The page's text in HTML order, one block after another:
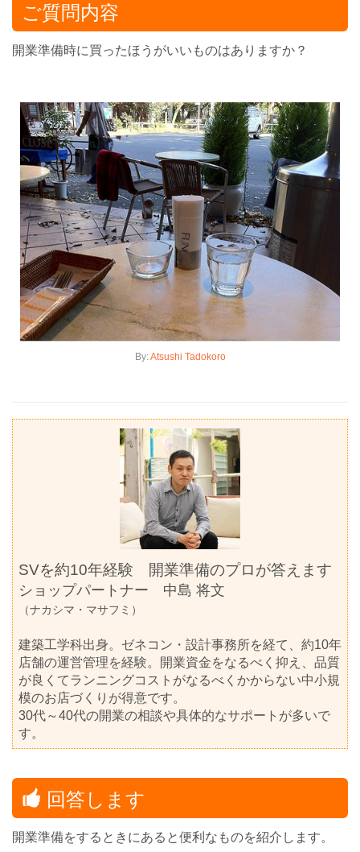
ご質問内容
開業準備時に買ったほうがいいものはありますか？
By:Atsushi Tadokoro
SVを約10年経験 開業準備のプロが答えます
ショップパートナー 中島 将文
（ナカシマ・マサフミ）
建築工学科出身。ゼネコン・設計事務所を経て、約10年
店舗の運営管理を経験。開業資金をなるべく抑え、品質
が良くてランニングコストがなるべくかからない中小規
模のお店づくりが得意です。
30代～40代の開業の相談や具体的なサポートが多いで
す。
回答します
開業準備をするときにあると便利なものを紹介します。